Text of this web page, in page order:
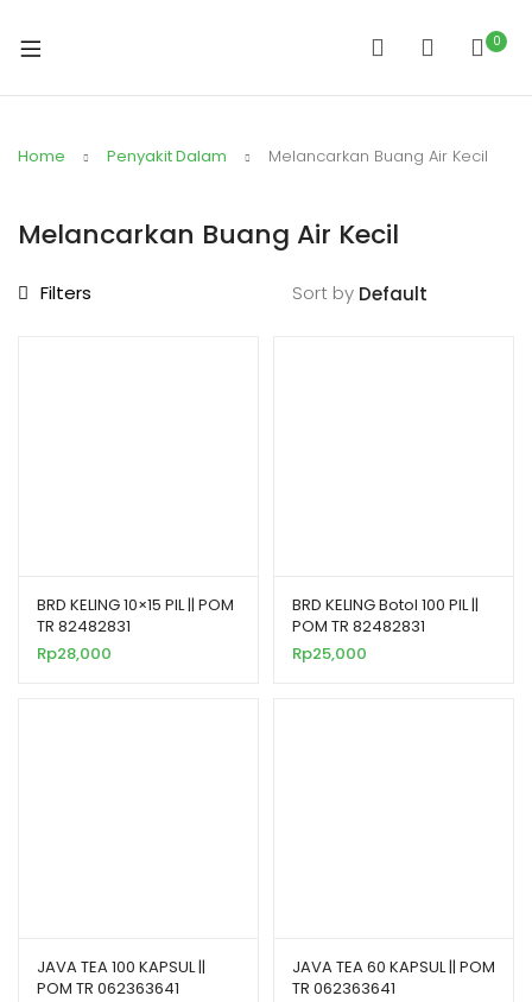
0
Home Penyakit Dalam Melancarkan Buang Air Kecil
Melancarkan Buang Air Kecil
Filters Sort by
BRD KELING 10×15 PIL || POM
TR 82482831
Rp28,000
BRD KELING Botol 100 PIL ||
POM TR 82482831
Rp25,000
JAVA TEA 100 KAPSUL ||
POM TR 062363641
JAVA TEA 60 KAPSUL || POM
TR 062363641